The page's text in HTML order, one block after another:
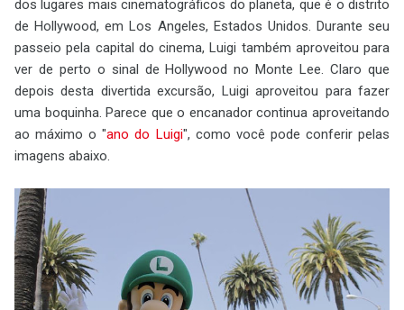
dos lugares mais cinematográficos do planeta, que é o distrito
de Hollywood, em Los Angeles, Estados Unidos. Durante seu
passeio pela capital do cinema, Luigi também aproveitou para
ver de perto o sinal de Hollywood no Monte Lee. Claro que
depois desta divertida excursão, Luigi aproveitou para fazer
uma boquinha. Parece que o encanador continua aproveitando
ao máximo o "ano do Luigi", como você pode conferir pelas
imagens abaixo.